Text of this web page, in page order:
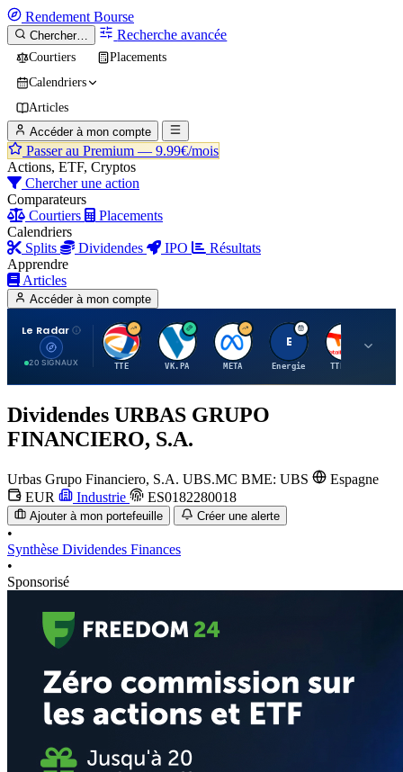
Rendement Bourse
Chercher… Recherche avancée
Courtiers
Placements
Calendriers
Articles
Accéder à mon compte
Passer au Premium — 9.99€/mois
Actions, ETF, Cryptos
Chercher une action
Comparateurs
Courtiers
Placements
Calendriers
Splits
Dividendes IPO
Résultats
Apprendre
Articles
Accéder à mon compte
Le Radar
20 SIGNAUX
T
TTE
V
VK.PA
M
META
E
Energie
T
TTE.PA
Dividendes URBAS GRUPO
FINANCIERO, S.A.
Urbas Grupo Financiero, S.A. UBS.MC BME: UBS
Espagne
EUR
Industrie ES0182280018
Ajouter à mon portefeuille Créer une alerte
•
Synthèse Dividendes Finances
•
Sponsorisé